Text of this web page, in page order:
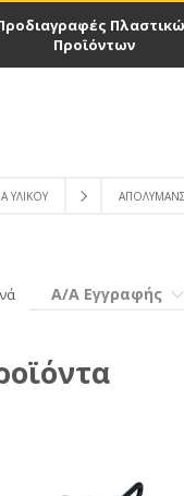
Προϊόντων
ΥΛΙΚΟΎ
Α/Α Εγγραφής